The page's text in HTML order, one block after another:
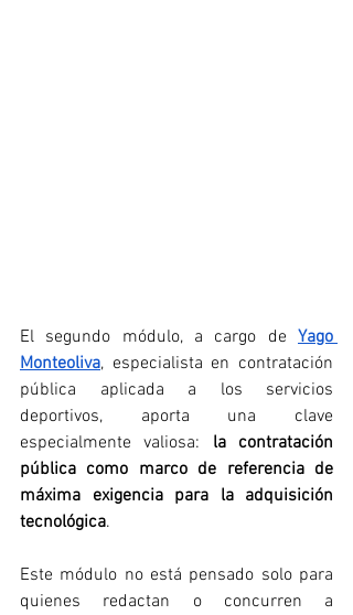
El segundo módulo, a cargo de Yago
Monteoliva, especialista en contratación
pública aplicada a los servicios
deportivos, aporta una clave
especialmente valiosa: la contratación
pública como marco de referencia de
máxima exigencia para la adquisición
tecnológica.
Este módulo no está pensado solo para
quienes redactan o concurren a